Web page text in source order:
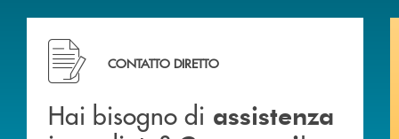
di Caraglio.Hai bisogno di assistenza immediata? Contattaci !
CONTATTO DIRETTO
Hai bisogno di assistenza